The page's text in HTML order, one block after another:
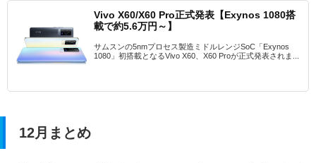
Vivo X60/X60 Pro正式発表【Exynos 1080搭
載で約5.6万円～】
サムスンの5nmプロセス製造ミドルレンジSoC「Exynos
1080」初搭載となるVivo X60、X60 Proが正式発表されま...
12月まとめ